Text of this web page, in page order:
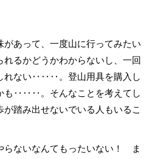
あって、一度山に行ってみたい
れるかどうかわからないし、一回
れない‥‥‥。登山用具を購入し
も‥‥‥。そんなことを考えてし
が踏み出せないでいる人もいるこ
らないなんてもったいない！ ま